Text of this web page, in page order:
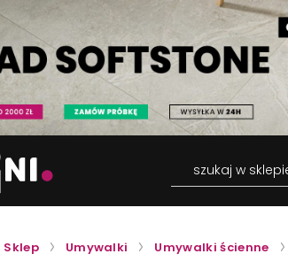
szukaj w
Sklep Umywalki Umywalki ścienne